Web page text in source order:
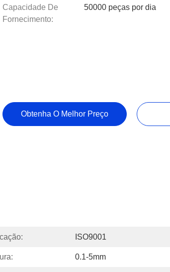
Capacidade De
Fornecimento:
50000 peças por dia
Obtenha O Melhor Preço
ISO9001
0.1-5mm